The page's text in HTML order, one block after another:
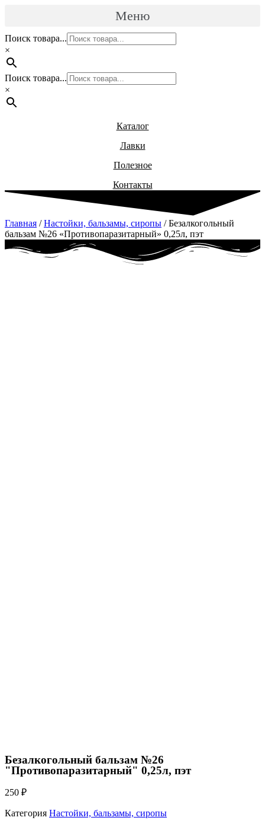
Меню
Поиск товара...
×
Поиск товара...
×
Каталог
Лавки
Полезное
Контакты
Главная /Настойки, бальзамы, сиропы / Безалкогольный
бальзам №26 «Противопаразитарный» 0,25л, пэт
Безалкогольный бальзам №26
"Противопаразитарный" 0,25л, пэт
250 ₽
Категория Настойки, бальзамы, сиропы